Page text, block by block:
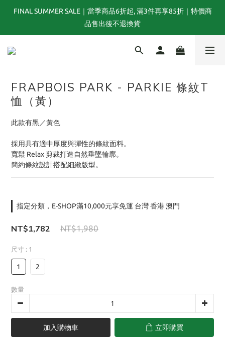
夏末選品特別企劃｜1折起｜特價商品售出後不退換貨
FINAL SUMMER SALE｜當季商品6折起, 滿3件再享85折｜特價商
品售出後不退換貨
TOGA x NTS capsule collection will be launching on 31st JULY
夏末選品特別企劃｜1折起｜特價商品售出後不退換貨
FRAPBOIS PARK - PARKIE 條紋T
恤（黃）
此款有黑／黃色
採用具有適中厚度與彈性的條紋面料。
寬鬆 Relax 剪裁打造自然垂墜輪廓。
簡約條紋設計搭配細緻版型。
指定分類，E-SHOP滿10,000元享免運 台灣 香港 澳門
NT$1,782 NT$1,980
尺寸 : 1
1 2
數量
加入購物車 立即購買